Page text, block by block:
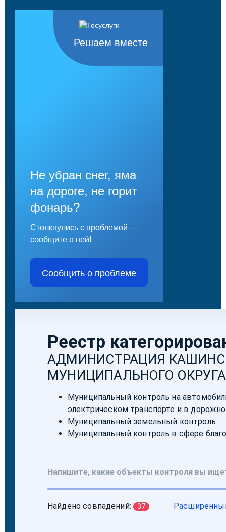
Решаем вместе
Не убран снег, яма
на дороге, не горит
фонарь?
Столкнулись с проблемой —
сообщите о ней!
Сообщить о проблеме